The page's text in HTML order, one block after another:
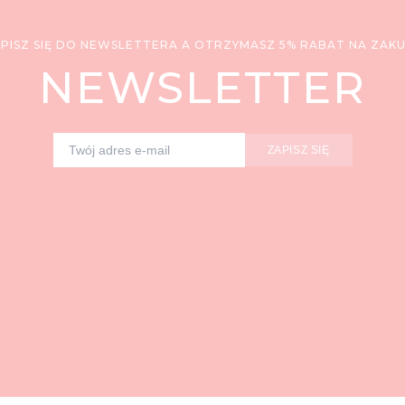
SIĘ DO NEWSLETTERA A OTRZYMASZ 5% RABAT NA
NEWSLETTER
ZAPISZ SIĘ